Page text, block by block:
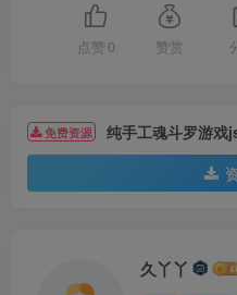
点赞 0 赞赏
免费资源
纯手工魂斗罗游戏
久丫丫